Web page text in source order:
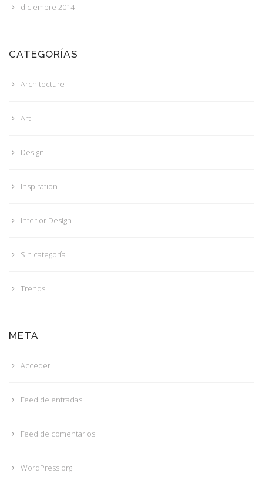
diciembre 2014
CATEGORÍAS
Architecture
Art
Design
Inspiration
Interior Design
Sin categoría
Trends
META
Acceder
Feed de entradas
Feed de comentarios
WordPress.org